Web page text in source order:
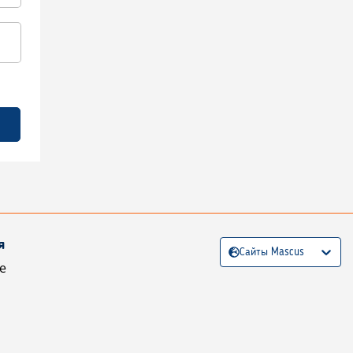
Сайты Mascus